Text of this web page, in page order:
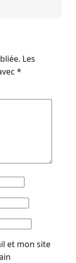
Les
*
et mon site